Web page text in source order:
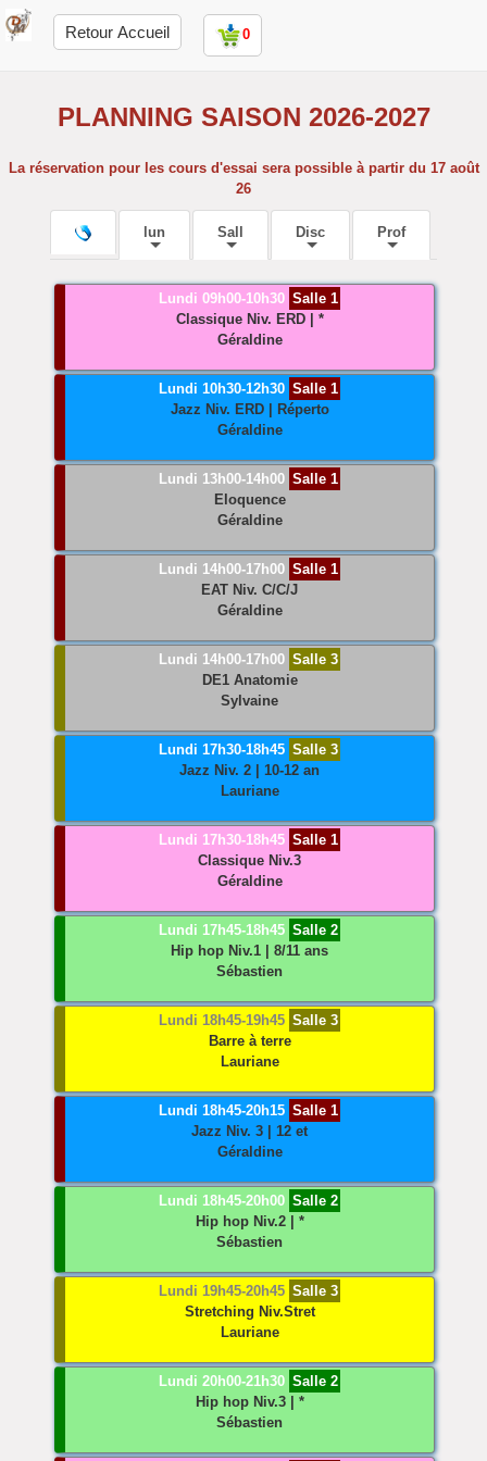
Retour Accueil 0
PLANNING SAISON 2026-2027
La réservation pour les cours d'essai sera possible à partir du 17 août
26
lun Sall Disc Prof
Lundi 09h00-10h30 Salle 1
ClassiqueNiv. ERD | *
Géraldine
Lundi 10h30-12h30 Salle 1
Jazz Niv. ERD | Réperto
Géraldine
Lundi 13h00-14h00 Salle 1
Eloquence
Géraldine
Lundi 14h00-17h00 Salle 1
EAT Niv. C/C/J
Géraldine
Lundi 14h00-17h00 Salle 3
DE1 Anatomie
Sylvaine
Lundi 17h30-18h45 Salle 3
Jazz Niv. 2 | 10-12 an
Lauriane
Lundi 17h30-18h45 Salle 1
Classique Niv.3
Géraldine
Lundi 17h45-18h45 Salle 2
Hip hop Niv.1 | 8/11 ans
Sébastien
Lundi 18h45-19h45 Salle 3
Barre à terre
Lauriane
Lundi 18h45-20h15 Salle 1
Jazz Niv. 3 | 12 et
Géraldine
Lundi 18h45-20h00 Salle 2
Hip hopNiv.2 | *
Sébastien
Lundi 19h45-20h45 Salle 3
Stretching Niv.Stret
Lauriane
Lundi 20h00-21h30 Salle 2
Hip hopNiv.3 | *
Sébastien